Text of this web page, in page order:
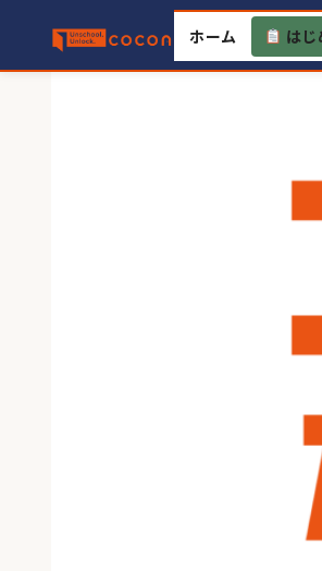
content
ホーム はじ